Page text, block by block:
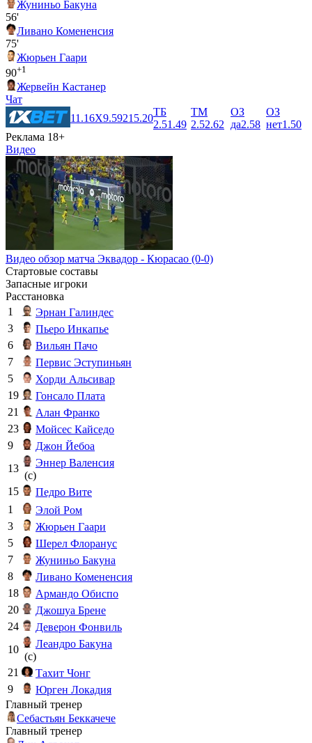
Жуниньо Бакуна
56'
Ливано Комененсия
75'
Жюрьен Гаари
90+1
Жервейн Кастанер
Чат
11.16X9.59215.20
ТБ
2.51.49
ТМ
2.52.62
ОЗ
да2.58
ОЗ
нет1.50
Реклама 18+
Видео
Видео обзор матча Эквадор - Кюрасао (0-0)
Стартовые составы
Запасные игроки
Расстановка
1
Эрнан Галиндес
3
Пьеро Инкапье
6
Вильян Пачо
7
Первис Эступиньян
5
Хорди Альсивар
19
Гонсало Плата
21
Алан Франко
23
Мойсес Кайседо
9
Джон Йебоа
13
Эннер Валенсия
(c)
15
Педро Вите
1
Элой Ром
3
Жюрьен Гаари
5
Шерел Флоранус
7
Жуниньо Бакуна
8
Ливано Комененсия
18
Армандо Обиспо
20
Джошуа Брене
24
Деверон Фонвиль
10
Леандро Бакуна
(c)
21
Тахит Чонг
9
Юрген Локадия
Главный тренер
Себастьян Беккачече
Главный тренер